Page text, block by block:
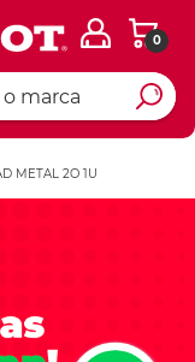
0
METAL 2O 1U
Ingresar Codigo